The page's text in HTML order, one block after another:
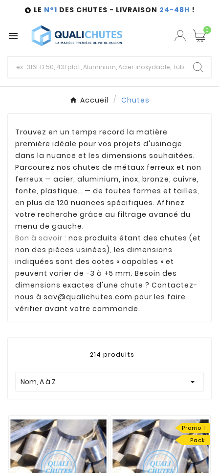
 LE N°1 DES CHUTES - LIVRAISON 24-48H !
 0
Accueil Chutes
Trouvez en un temps record la matière
première idéale pour vos projets d'usinage,
dans la nuance et les dimensions souhaitées.
Parcourez nos chutes de métaux ferreux et non
ferreux — acier, aluminium, inox, bronze, cuivre,
fonte, plastique… — de toutes formes et tailles,
en plus de 120 nuances spécifiques. Affinez
votre recherche grâce au filtrage avancé du
menu de gauche.
Bon à savoir : nos produits étant des chutes (et
non des pièces usinées), les dimensions
indiquées sont des cotes « capables » et
peuvent varier de −3 à +5 mm. Besoin des
dimensions exactes d'une chute ? Contactez-
nous à sav@qualichutes.com pour les faire
vérifier avant votre commande.
214 produits
Nom, A à Z 
Promo !
Pack